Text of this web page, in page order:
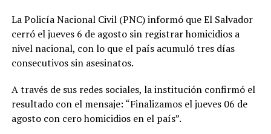
que va del año, las autoridades reportan 185 días sin
homicidios, mientras que 2025 también cerró con
indicadores favorables en materia de seguridad.
que el Gobierno mantendrá las acciones para localizar y
capturar a integrantes de estructuras criminales que
aún permanezcan activos.
La Policía Nacional Civil (PNC) informó que El Salvador
cerró el jueves 6 de agosto sin registrar homicidios a
nivel nacional, con lo que el país acumuló tres días
consecutivos sin asesinatos.
A través de sus redes sociales, la institución confirmó el
resultado con el mensaje: “Finalizamos el jueves 06 de
agosto con cero homicidios en el país”.